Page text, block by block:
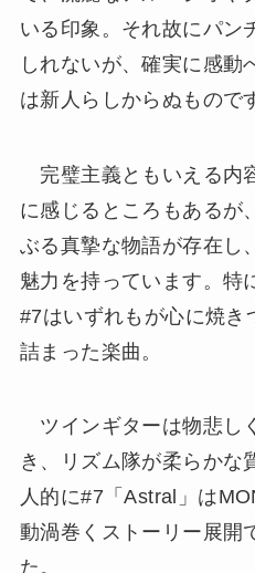
いる印象。それ故にパン
しれないが、確実に感動
は新人らしからぬもので
完璧主義ともいえる内
に感じるところもあるが
ぶる真摯な物語が存在し
魅力を持っています。特
#7はいずれもが心に焼き
詰まった楽曲。
ツインギターは物悲し
き、リズム隊が柔らかな
人的に#7「Astral」は
動渦巻くストーリー展開
た。